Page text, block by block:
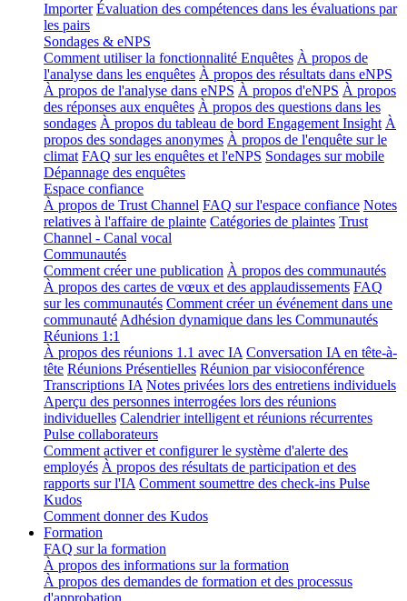
Importer Évaluation des compétences dans les évaluations par
les pairs
Sondages & eNPS
Comment utiliser la fonctionnalité Enquêtes À propos de
l'analyse dans les enquêtes À propos des résultats dans eNPS
À propos de l'analyse dans eNPS À propos d'eNPS À propos
des réponses aux enquêtes À propos des questions dans les
sondages À propos du tableau de bord Engagement Insight À
propos des sondages anonymes À propos de l'enquête sur le
climat FAQ sur les enquêtes et l'eNPS Sondages sur mobile
Dépannage des enquêtes
Espace confiance
À propos de Trust Channel FAQ sur l'espace confiance Notes
relatives à l'affaire de plainte Catégories de plaintes Trust
Channel - Canal vocal
Communautés
Comment créer une publication À propos des communautés
À propos des cartes de vœux et des applaudissements FAQ
sur les communautés Comment créer un événement dans une
communauté Adhésion dynamique dans les Communautés
Réunions 1:1
À propos des réunions 1.1 avec IA Conversation IA en tête-à-
tête Réunions Présentielles Réunion par visioconférence
Transcriptions IA Notes privées lors des entretiens individuels
Aperçu des personnes interrogées lors des réunions
individuelles Calendrier intelligent et réunions récurrentes
Pulse collaborateurs
Comment activer et configurer le système d'alerte des
employés À propos des résultats de participation et des
rapports sur l'IA Comment soumettre des check-ins Pulse
Kudos
Comment donner des Kudos
Formation
FAQ sur la formation
À propos des informations sur la formation
À propos des demandes de formation et des processus
d'approbation